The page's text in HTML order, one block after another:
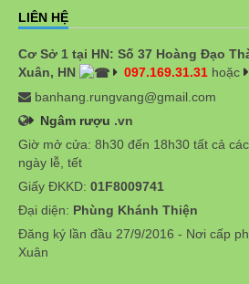
LIÊN HỆ
Cơ Sở 1 tại HN: Số 37 Hoàng Đạo
Xuân, HN
097.169.31.31 hoặc
banhang.rungvang@gmail.com
Ngâm rượu .vn
Giờ mở cửa: 8h30 đến 18h30 tất cả
ngày lễ, tết
Giấy ĐKKD: 01F8009741
Đại diện: Phùng Khánh Thiện
Đăng ký lần đầu 27/9/2016 - Nơi cấp
Xuân